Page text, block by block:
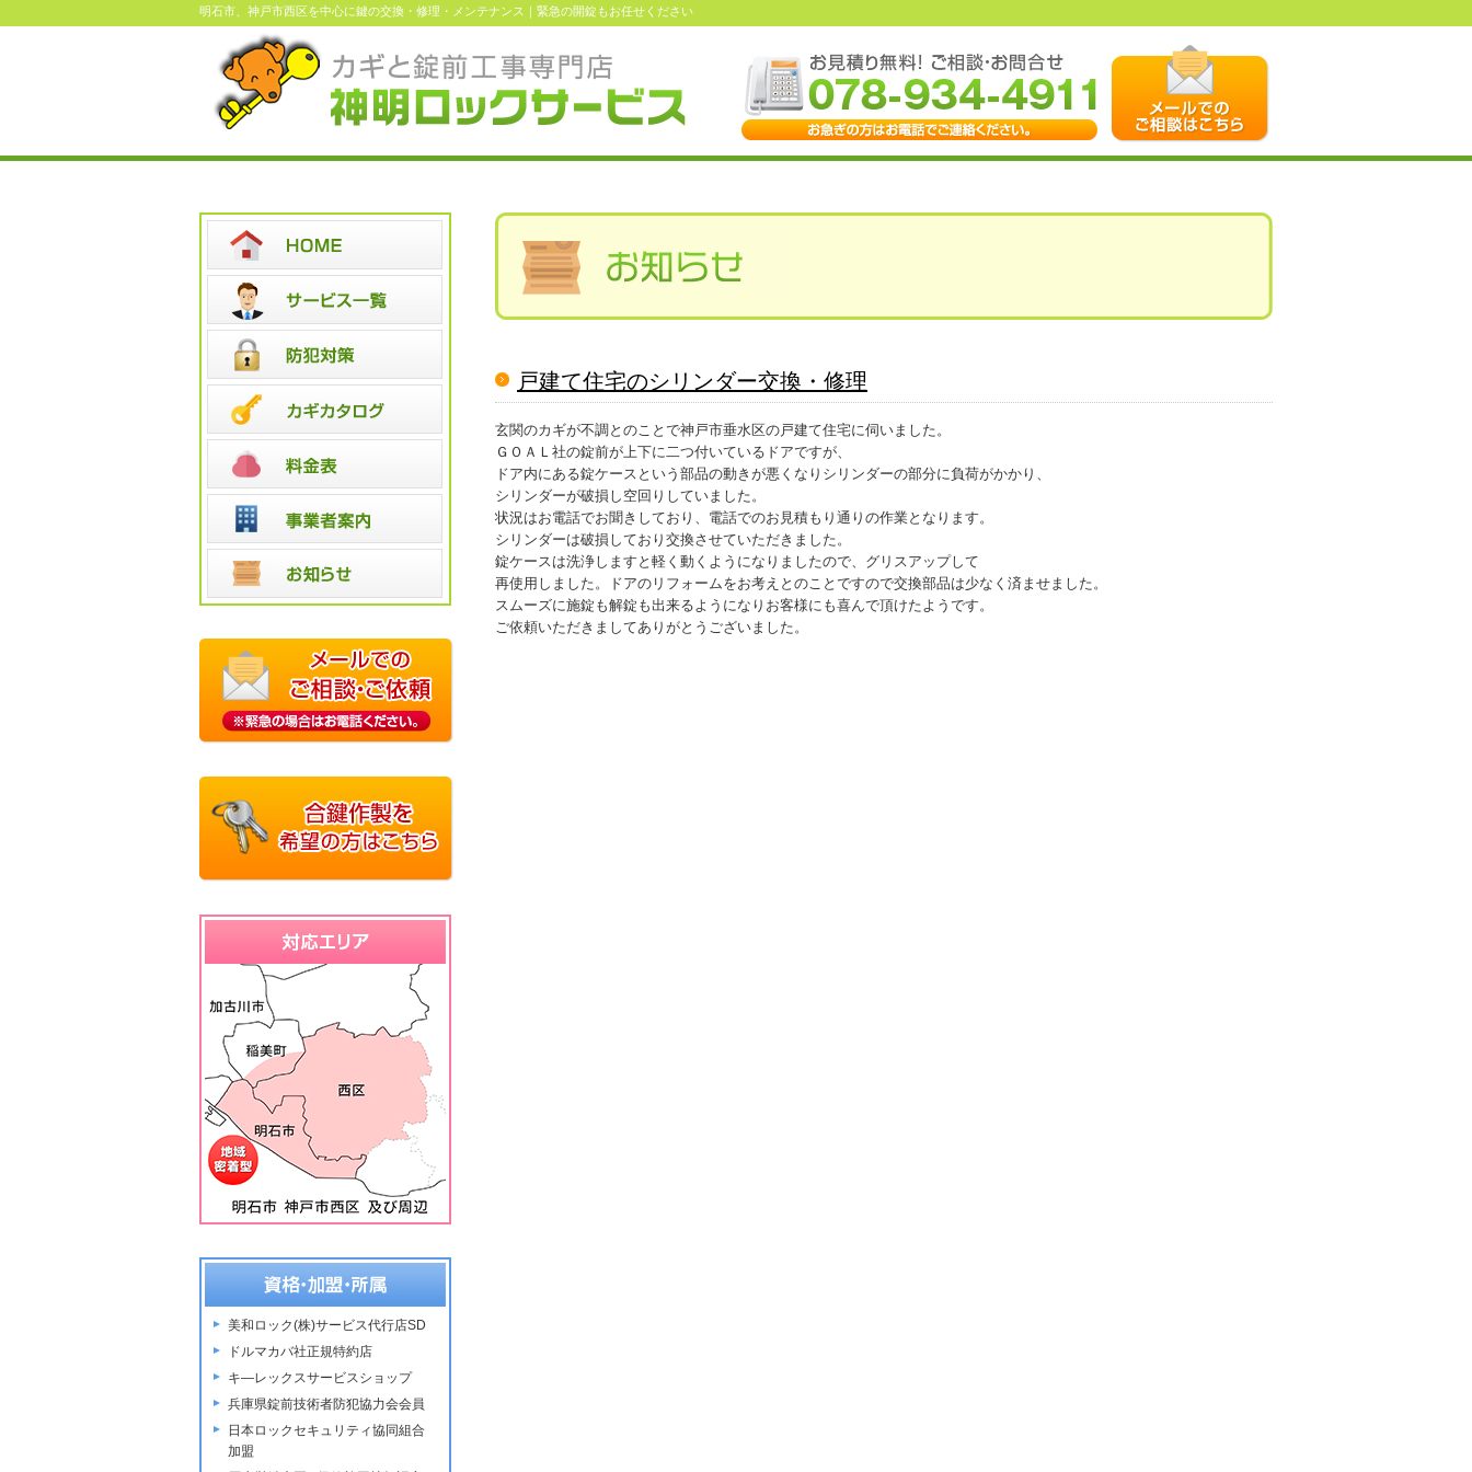
明石市、神戸市西区を中心に鍵の交換・修理・メンテナンス｜緊急の開錠もお任せください
美和ロック(株)サービス代行店SD
ドルマカバ社正規特約店
キ―レックスサービスショップ
兵庫県錠前技術者防犯協力会会員
日本ロックセキュリティ協同組合
加盟
戸建て住宅のシリンダー交換・修理
玄関のカギが不調とのことで神戸市垂水区の戸建て住宅に伺いました。
ＧＯＡＬ社の錠前が上下に二つ付いているドアですが、
ドア内にある錠ケースという部品の動きが悪くなりシリンダーの部分に負荷がかかり、
シリンダーが破損し空回りしていました。
状況はお電話でお聞きしており、電話でのお見積もり通りの作業となります。
シリンダーは破損しており交換させていただきました。
錠ケースは洗浄しますと軽く動くようになりましたので、グリスアップして
再使用しました。ドアのリフォームをお考えとのことですので交換部品は少なく済ませました。
スムーズに施錠も解錠も出来るようになりお客様にも喜んで頂けたようです。
ご依頼いただきましてありがとうございました。